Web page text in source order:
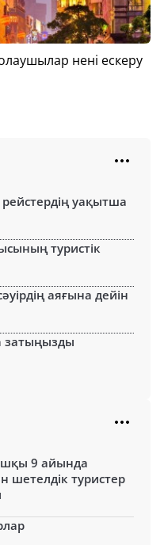
нені ескеру
уақытша
туристік
аяғына дейін
затыңызды
9 айында
шетелдік туристер